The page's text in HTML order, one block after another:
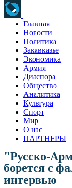
Главная
Новости
Политика
Закавказье
Экономика
Армия
Диаспора
Общество
Аналитика
Культура
Спорт
Мир
О нас
ПАРТНЕРЫ
"Русско-
борется с
интервью